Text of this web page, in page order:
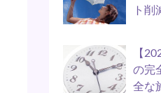
ト削
【
の完
全な